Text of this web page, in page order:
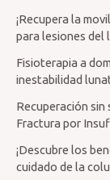
¡Recupera la
para lesiones del
Fisioterapia a
inestabilidad
Recuperación sin
Fractura por
¡Descubre los
cuidado de la